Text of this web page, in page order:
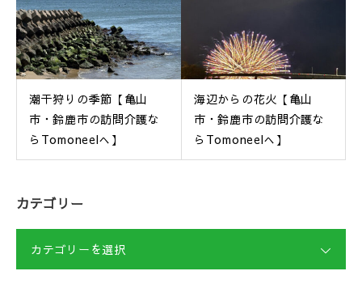
潮干狩りの季節【亀山
市・鈴鹿市の訪問介護な
らTomoneelへ】
海辺からの花火【亀山
市・鈴鹿市の訪問介護な
らTomoneelへ】
カテゴリー
カテゴリーを選択